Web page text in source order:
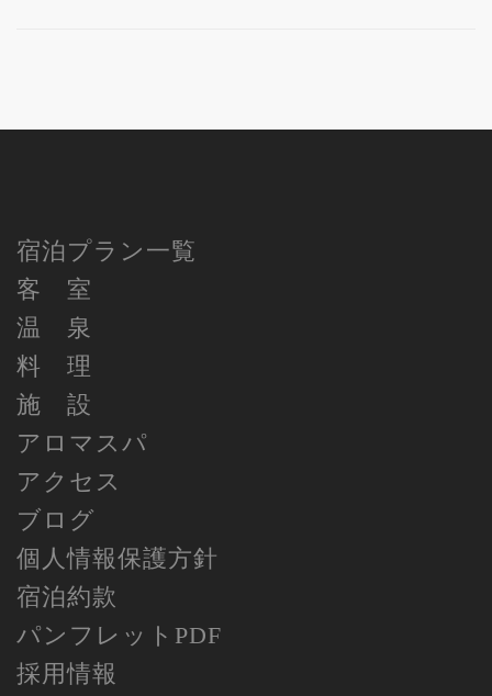
宿泊プラン一覧
客 室
温 泉
料 理
施 設
アロマスパ
アクセス
ブログ
個人情報保護方針
宿泊約款
パンフレットPDF
採用情報